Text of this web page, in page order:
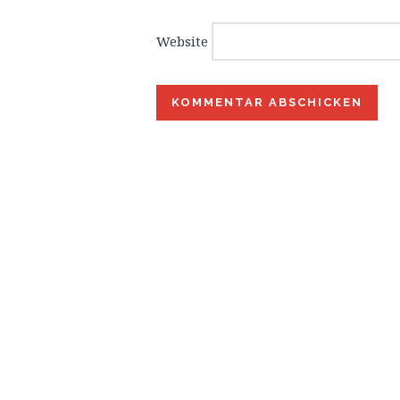
Website